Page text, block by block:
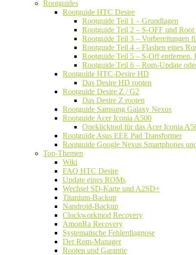
Rootguides
Rootguide HTC Desire
Rootguide Teil 1 – Grundlagen
Rootguide Teil 2 – S-OFF und
Rootguide Teil 3 – Vorbereitungen
Rootguide Teil 4 – Flashen eines
Rootguide Teil 5 – S-Off entfernen,
Rootguide Teil 6 – Rom-Update
Rootguide HTC-Desire HD
Das Desire HD rooten
Rootguide Desire Z / G2
Das Desire Z rooten
Rootguide Samsung Galaxy Nexus
Rootguide Acer Iconia A500
Oneklicktool für das Acer Iconia
Rootguide Asus EEE Pad Transformer
Rootguide Google Nexus Smartphones
Top-Themen
Wiki
FAQ HTC Desire
Update eines ROMs
Wechsel SD-Karte und A2SD+
Titanium-Backup
Nandroid-Backup
Clockworkmod Recovery
AmonRa Recovery
Systematische Fehlerdiagnose
Der Rom-Manager
Rooten und Garantie